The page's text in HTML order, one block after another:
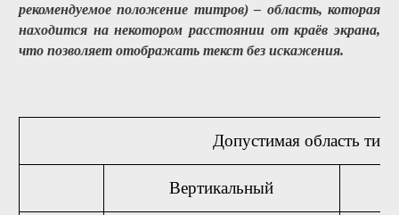
рекомендуемое положение титров) – область, которая
находится на некотором расстоянии от краёв экрана,
что позволяет отображать текст без искажения.
Допустимая область
Вертикальный